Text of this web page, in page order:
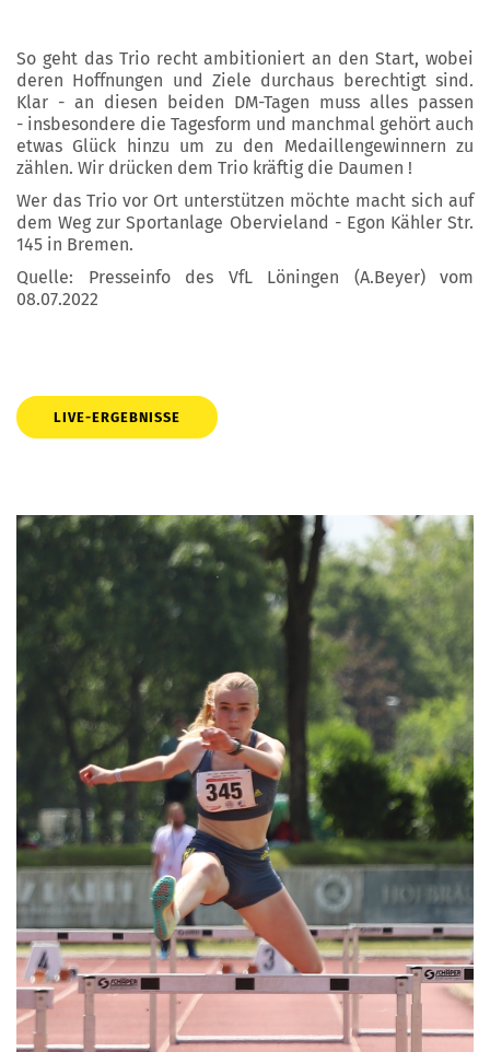
So geht das Trio recht ambitioniert an den Start, wobei
deren Hoffnungen und Ziele durchaus berechtigt sind.
Klar - an diesen beiden DM-Tagen muss alles passen
- insbesondere die Tagesform und manchmal gehört auch
etwas Glück hinzu um zu den Medaillengewinnern zu
zählen. Wir drücken dem Trio kräftig die Daumen !
Wer das Trio vor Ort unterstützen möchte macht sich auf
dem Weg zur Sportanlage Obervieland - Egon Kähler Str.
145 in Bremen.
Quelle: Presseinfo des VfL Löningen (A.Beyer) vom
08.07.2022
LIVE-ERGEBNISSE